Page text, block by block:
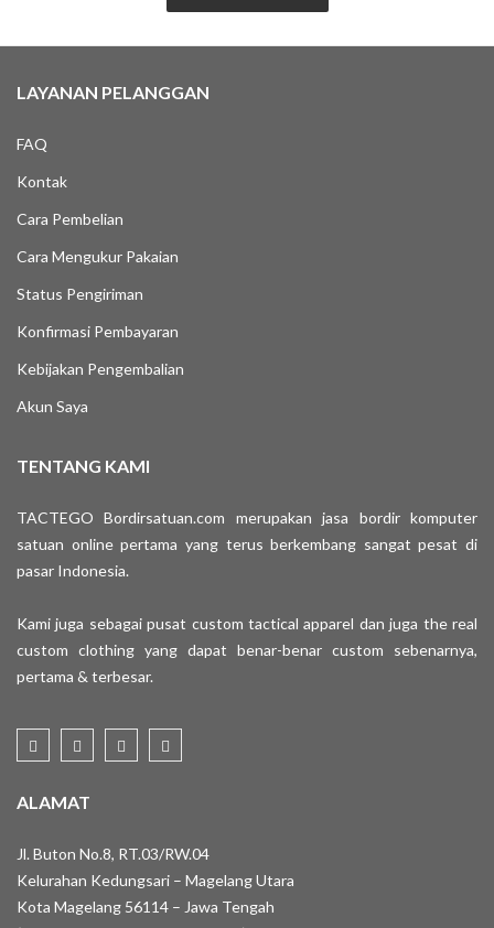
LAYANAN PELANGGAN
FAQ
Kontak
Cara Pembelian
Cara Mengukur Pakaian
Status Pengiriman
Konfirmasi Pembayaran
Kebijakan Pengembalian
Akun Saya
TENTANG KAMI
TACTEGO Bordirsatuan.com merupakan jasa bordir komputer
satuan online pertama yang terus berkembang sangat pesat di
pasar Indonesia.
Kami juga sebagai pusat custom tactical apparel dan juga the real
custom clothing yang dapat benar-benar custom sebenarnya,
pertama & terbesar.
ALAMAT
Jl. Buton No.8, RT.03/RW.04
Kelurahan Kedungsari – Magelang Utara
Kota Magelang 56114 – Jawa Tengah